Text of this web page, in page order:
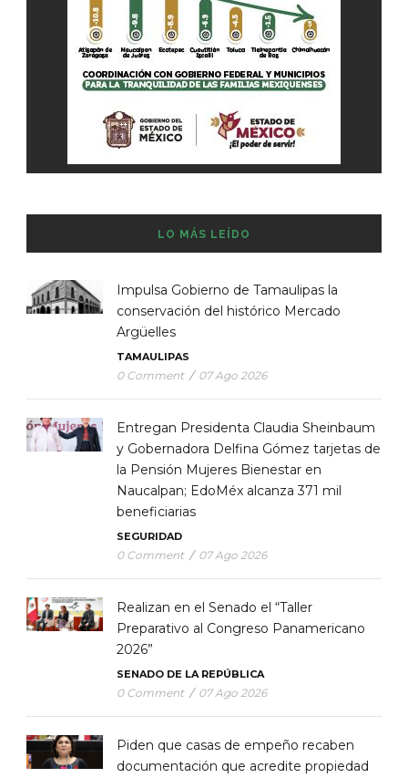
LO MÁS LEÍDO
Impulsa Gobierno de Tamaulipas la
conservación del histórico Mercado
Argüelles
TAMAULIPAS
0 Comment / 07 Ago 2026
Entregan Presidenta Claudia Sheinbaum
y Gobernadora Delfina Gómez tarjetas de
la Pensión Mujeres Bienestar en
Naucalpan; EdoMéx alcanza 371 mil
beneficiarias
SEGURIDAD
0 Comment / 07 Ago 2026
Realizan en el Senado el “Taller
Preparativo al Congreso Panamericano
2026”
SENADO DE LA REPÚBLICA
0 Comment / 07 Ago 2026
Piden que casas de empeño recaben
documentación que acredite propiedad